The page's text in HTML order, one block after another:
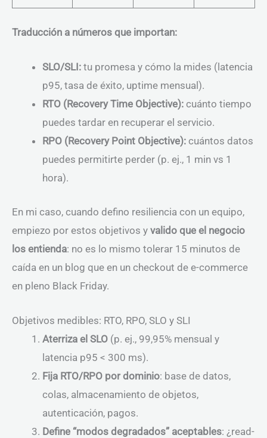
Traducción a números que importan:
SLO/SLI: tu promesa y cómo la mides (latencia
p95, tasa de éxito, uptime mensual).
RTO (Recovery Time Objective): cuánto tiempo
puedes tardar en recuperar el servicio.
RPO (Recovery Point Objective): cuántos datos
puedes permitirte perder (p. ej., 1 min vs 1
hora).
En mi caso, cuando defino resiliencia con un equipo,
empiezo por estos objetivos y valido que el negocio
los entienda: no es lo mismo tolerar 15 minutos de
caída en un blog que en un checkout de e-commerce
en pleno Black Friday.
Objetivos medibles: RTO, RPO, SLO y SLI
Aterriza el SLO (p. ej., 99,95% mensual y
latencia p95 < 300 ms).
Fija RTO/RPO por dominio: base de datos,
colas, almacenamiento de objetos,
autenticación, pagos.
Define “modos degradados” aceptables: ¿read-